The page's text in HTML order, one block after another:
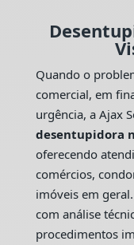
Quando o
comercial, em
urgência, a Ajax
desentupidora
oferecendo
comércios,
imóveis em
com análise
procedimentos